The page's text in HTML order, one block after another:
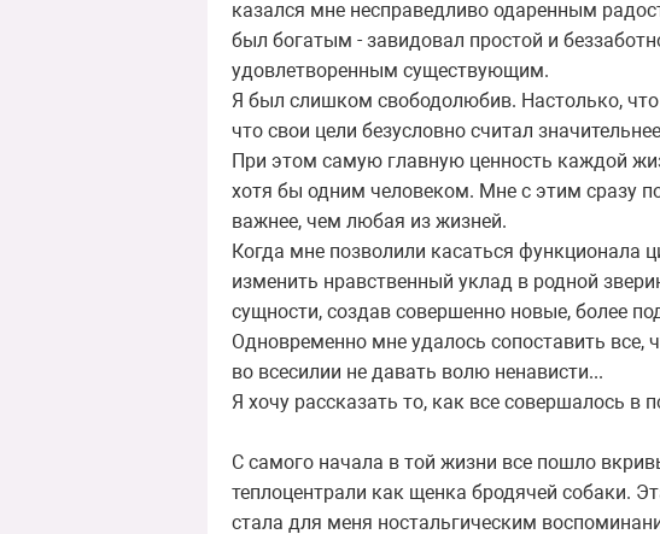
казался мне несправедливо одаренным
был богатым - завидовал простой и
удовлетворенным существующим.
Я был слишком свободолюбив. Настолько,
что свои цели безусловно считал
При этом самую главную ценность каждой
хотя бы одним человеком. Мне с этим сразу
важнее, чем любая из жизней.
Когда мне позволили касаться функционала
изменить нравственный уклад в родной
сущности, создав совершенно новые, более
Одновременно мне удалось сопоставить все,
во всесилии не давать волю ненависти...
Я хочу рассказать то, как все совершалось в
С самого начала в той жизни все пошло
теплоцентрали как щенка бродячей собаки.
стала для меня ностальгическим